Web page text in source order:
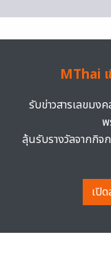
MThai
รับข่าวสารเลขมง
พ
ลุ้นรับรางวัลจากกิจ
เปิ